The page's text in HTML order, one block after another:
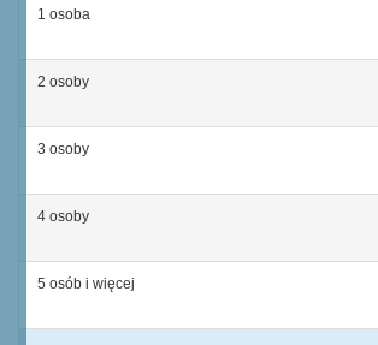
1 osoba
2 osoby
3 osoby
4 osoby
5 osób i więcej